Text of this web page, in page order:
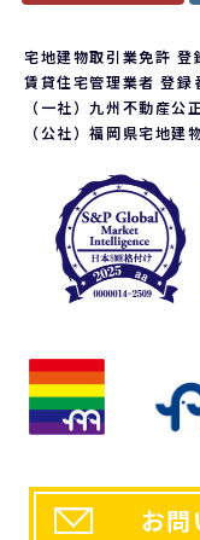
宅地建物取引業免許
賃貸住宅管理業者 登
（一社）九州不動産
（公社）福岡県宅地
お